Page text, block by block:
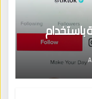
باستخدام